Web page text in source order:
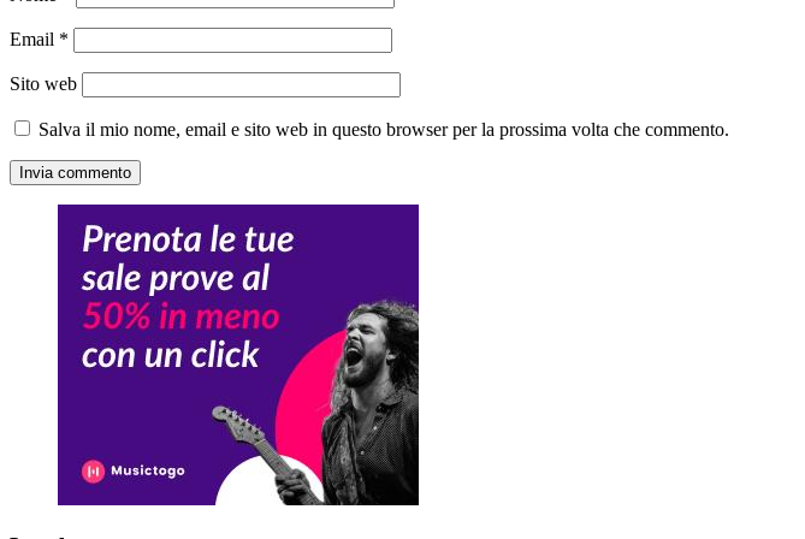
Email *
Sito web
Salva il mio nome, email e sito web in questo browser per la prossima volta che commento.